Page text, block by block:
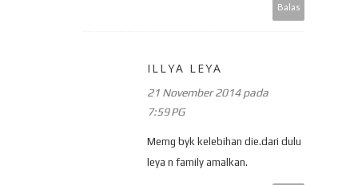
Balas
ILLYA LEYA
21 November 2014 pada
7:59 PG
Memg byk kelebihan die.dari dulu
leya n family amalkan.